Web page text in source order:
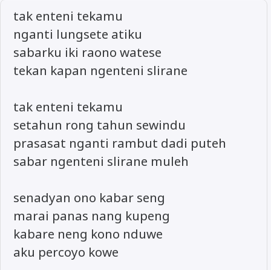
tak enteni tekamu
nganti lungsete atiku
sabarku iki raono watese
tekan kapan ngenteni slirane
tak enteni tekamu
setahun rong tahun sewindu
prasasat nganti rambut dadi puteh
sabar ngenteni slirane muleh
senadyan ono kabar seng
marai panas nang kupeng
kabare neng kono nduwe
aku percoyo kowe